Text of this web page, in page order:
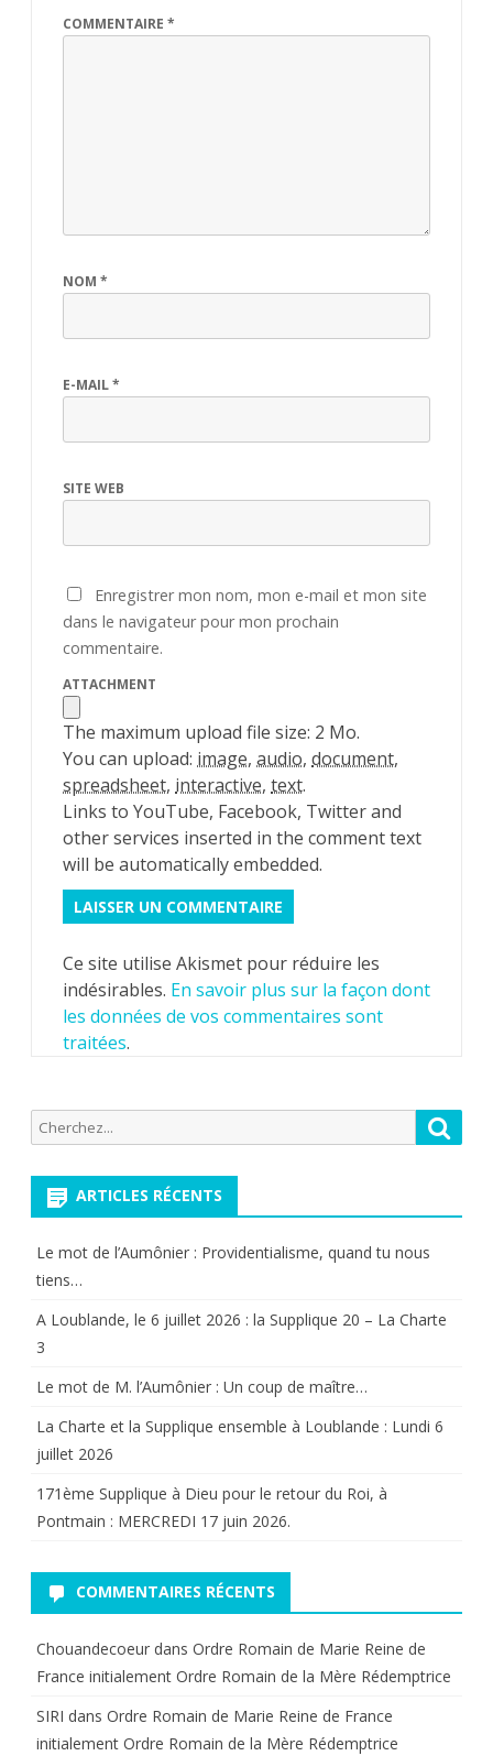
COMMENTAIRE *
NOM *
E-MAIL*
SITE WEB
Enregistrer mon nom, mon e-mail et mon site
dans le navigateur pour mon prochain
commentaire.
ATTACHMENT
The maximum upload file size: 2 Mo.
You can upload: image, audio, document,
spreadsheet, interactive, text.
Links to YouTube, Facebook, Twitter and
other services inserted in the comment text
will be automatically embedded.
Ce site utilise Akismet pour réduire les
indésirables. En savoir plus sur la façon dont
les données de vos commentaires sont
traitées.
Recherche
pour:
ARTICLES RÉCENTS
Le mot de l’Aumônier : Providentialisme, quand tu nous
tiens…
A Loublande, le 6 juillet 2026 : la Supplique 20 – La Charte
3
Le mot de M. l’Aumônier : Un coup de maître…
La Charte et la Supplique ensemble à Loublande : Lundi 6
juillet 2026
171ème Supplique à Dieu pour le retour du Roi, à
Pontmain : MERCREDI 17 juin 2026.
COMMENTAIRES RÉCENTS
Chouandecoeur dans Ordre Romain de Marie Reine de
France initialement Ordre Romain de la Mère Rédemptrice
SIRI dans Ordre Romain de Marie Reine de France
initialement Ordre Romain de la Mère Rédemptrice